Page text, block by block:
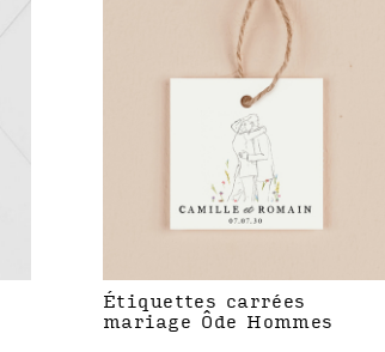
Étiquettes carrées
mariage Ôde Hommes